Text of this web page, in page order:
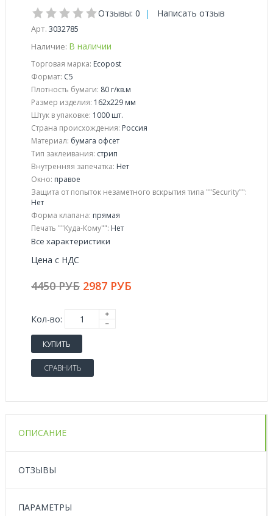
Отзывы: 0 | Написать отзыв
Арт. 3032785
Наличие: В наличии
Торговая марка: Ecopost
Формат: С5
Плотность бумаги: 80 г/кв.м
Размер изделия: 162x229 мм
Штук в упаковке: 1000 шт.
Страна происхождения: Россия
Материал: бумага офсет
Тип заклеивания: стрип
Внутренняя запечатка: Нет
Окно: правое
Защита от попыток незаметного вскрытия типа ""Security"":
Нет
Форма клапана: прямая
Печать ""Куда-Кому"": Нет
Все характеристики
Цена с НДС
4450 РУБ 2987 РУБ
Кол-во:
КУПИТЬ
СРАВНИТЬ
ОПИСАНИЕ
ОТЗЫВЫ
ПАРАМЕТРЫ